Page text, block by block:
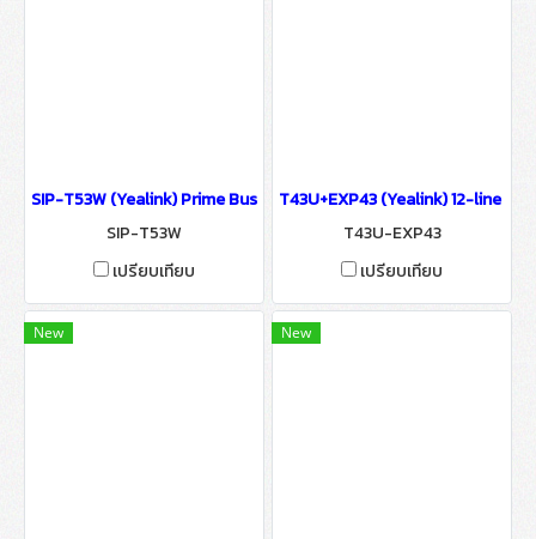
SIP-T53W (Yealink) Prime Business Phone IP Phone IP-PBX
SIP-T53W
เปรียบเทียบ
T43U+EXP43 (Yealink) 12-line
T43U-EXP43
เปรียบเทียบ
New New